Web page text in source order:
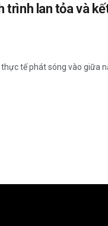
trình lan tỏa và
tế phát sóng vào giữa